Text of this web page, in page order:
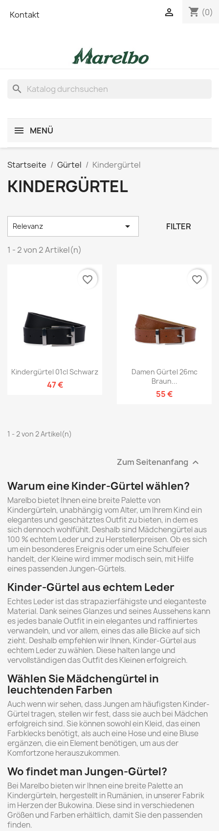
Kontakt shopping_cart (0)

search
MENÜ
Startseite Gürtel Kindergürtel
KINDERGÜRTEL
Relevanz  FILTER
1 - 2 von 2 Artikel(n)
Kindergürtel 01cl Schwarz
47 €
favorite_border
Damen Gürtel 26mc
Braun...
55 €
favorite_border
1 - 2 von 2 Artikel(n)
Zum Seitenanfang 
Warum eine Kinder-Gürtel wählen?
Marelbo bietet Ihnen eine breite Palette von
Kindergürteln, unabhängig vom Alter, um Ihrem Kind ein
elegantes und geschätztes Outfit zu bieten, in dem es
sich dennoch wohlfühlt. Deshalb sind Mädchengürtel aus
100 % echtem Leder und zu Herstellerpreisen. Ob es sich
um ein besonderes Ereignis oder um eine Schulfeier
handelt, der Kleine wird immer modisch sein, mit Hilfe
eines passenden Jungen-Gürtels.
Kinder-Gürtel aus echtem Leder
Echtes Leder ist das strapazierfähigste und eleganteste
Material. Dank seines Glanzes und seines Aussehens kann
es jedes banale Outfit in ein elegantes und raffiniertes
verwandeln, und vor allem, eines das alle Blicke auf sich
zieht. Deshalb empfehlen wir Ihnen, Kinder-Gürtel aus
echtem Leder zu wählen. Diese halten lange und
vervollständigen das Outfit des Kleinen erfolgreich.
Wählen Sie Mädchengürtel in
leuchtenden Farben
Auch wenn wir sehen, dass Jungen am häufigsten Kinder-
Gürtel tragen, stellen wir fest, dass sie auch bei Mädchen
erfolgreich sind. Sie können sowohl ein Kleid, das einen
Farbklecks benötigt, als auch eine Hose und eine Bluse
ergänzen, die ein Element benötigen, um aus der
Komfortzone herauszukommen.
Wo findet man Jungen-Gürtel?
Bei Marelbo bieten wir Ihnen eine breite Palette an
Kindergürteln, hergestellt in Rumänien, in unserer Fabrik
im Herzen der Bukowina. Diese sind in verschiedenen
Größen und Farben erhältlich, damit Sie den passenden
finden.